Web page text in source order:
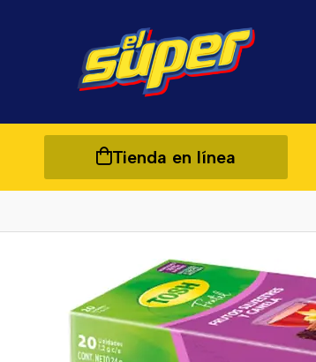
Tienda en línea